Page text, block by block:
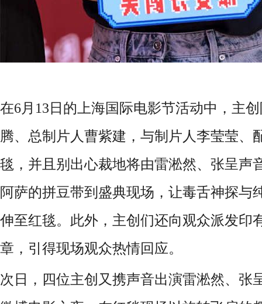
在6月13日的上海国际电影节活动中，主
腾、总制片人曹紫建，与制片人李莹莹、
毯，并且别出心裁地将由雷淞然、张呈声
阿萨的拼豆带到盛典现场，让毒舌神探与
伸至红毯。此外，主创们还向观众派发印
章，引得现场观众热情回应。
次日，四位主创又携声音出演雷淞然、张